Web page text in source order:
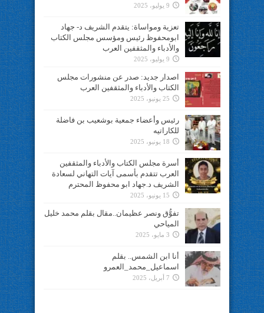
9 يوليو، 2025
تعزية ومواساة: يتقدم الشريف د- جهاد
ابومحفوظ رئيس ومؤسس مجلس الكتاب
والأدباء والمثقفين العرب
9 يوليو، 2025
اصدار جديد: صدر عن منشورات مجلس
الكتاب والأدباء والمثقفين العرب
25 يونيو، 2025
رئيس وأعضاء جمعية بوشعيب بن فاضلة
للكاراتيه
18 يونيو، 2025
أسرة مجلس الكتاب والأدباء والمثقفين
العرب تتقدم بأسمى آيات التهاني لسعادة
الشريف د.جهاد ابو محفوظ المحترم
15 يونيو، 2025
تفوُّق ونصر عظيمان..مقال بقلم محمد خليل
المياحي
3 مايو، 2025
أنا ابن الشمس.. بقلم
اسماعيل_محمد_العمرو
7 أبريل، 2025